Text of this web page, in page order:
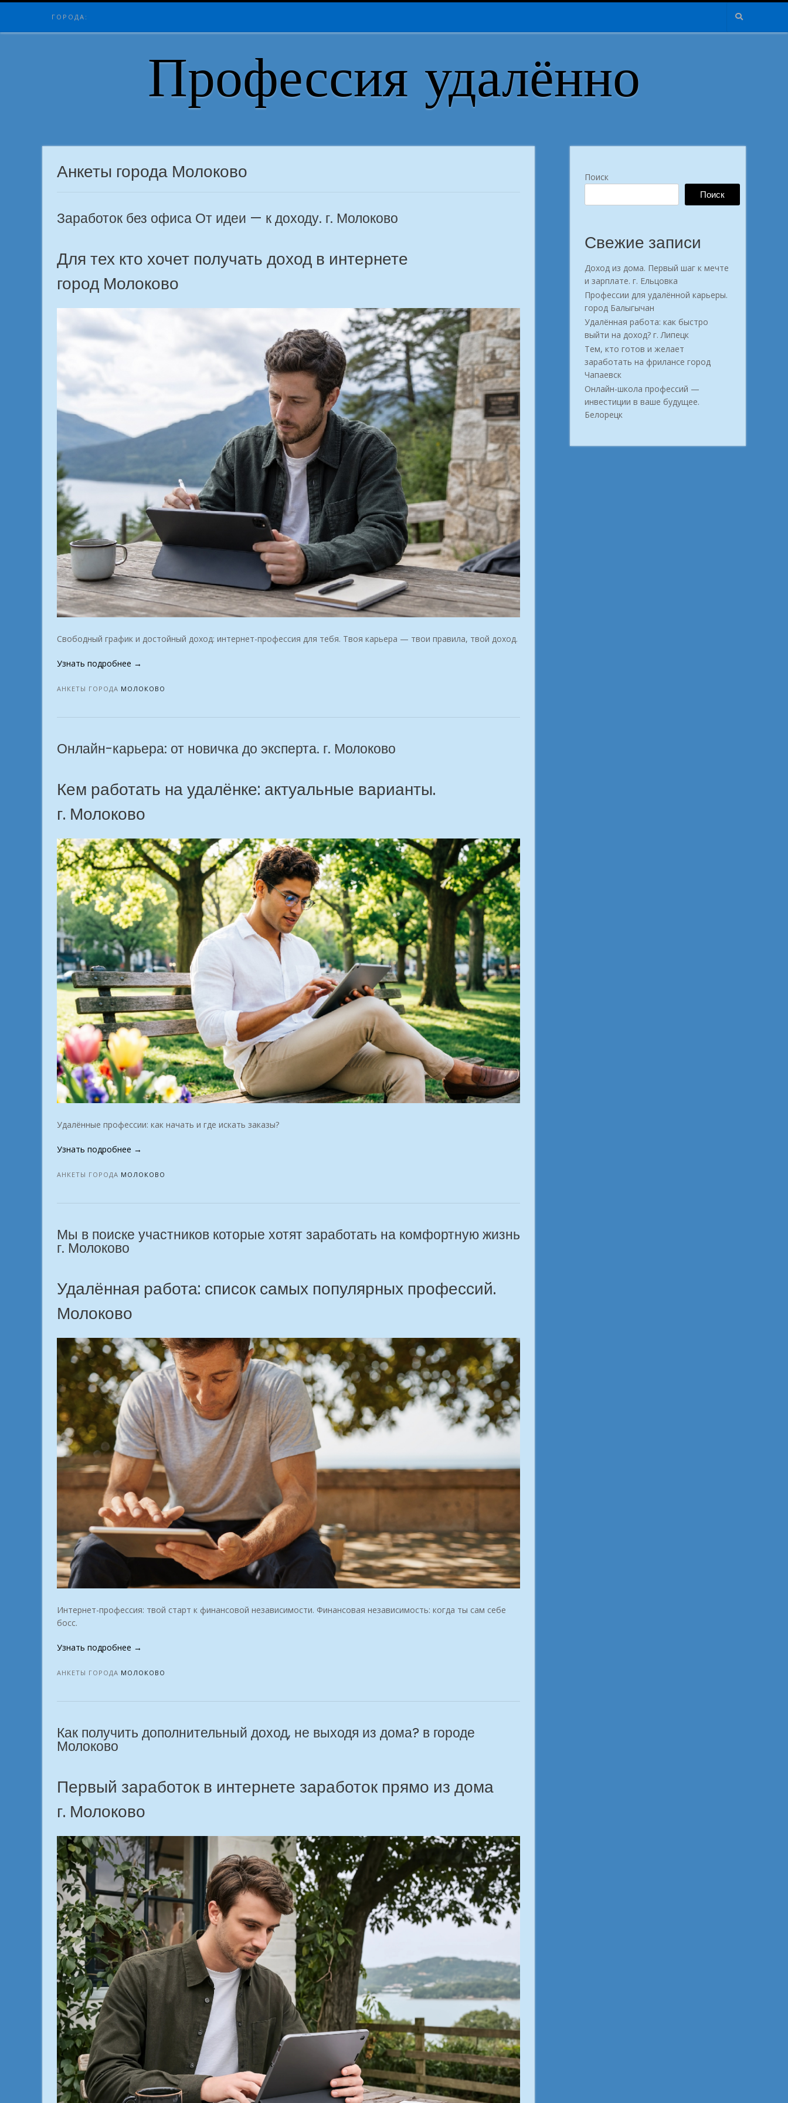
Skip
content
ГОРОДА:
Профессия удалённо
Анкеты города Молоково
Заработок без офиса От идеи — к доходу. г. Молоково
Для тех кто хочет получать доход в интернете
город Молоково
Свободный график и достойный доход: интернет-профессия для тебя. Твоя карьера — твои правила, твой доход.
Узнать подробнее «Заработок
офиса
доходу.
→
АНКЕТЫ ГОРОДА МОЛОКОВО
Онлайн-карьера: от новичка до эксперта. г. Молоково
Кем работать на удалёнке: актуальные варианты.
г. Молоково
Удалённые профессии: как начать и где искать заказы?
Узнать подробнее «Онлайн-
от
до
Молоково»
→
АНКЕТЫ ГОРОДА МОЛОКОВО
Мы в поиске участников которые хотят заработать на комфортную жизнь
г. Молоково
Удалённая работа: список самых популярных профессий.
Молоково
Интернет-профессия: твой старт к финансовой независимости. Финансовая независимость: когда ты сам себе
босс.
Узнать подробнее «Мы
поиске
которые
на
Молоково»
→
АНКЕТЫ ГОРОДА МОЛОКОВО
Как получить дополнительный доход, не выходя из дома? в городе
Молоково
Первый заработок в интернете заработок прямо из дома
г. Молоково
Поиск
Поиск
Свежие записи
Доход из дома. Первый шаг к мечте
и зарплате. г. Ельцовка
Профессии для удалённой карьеры.
город Балыгычан
Удалённая работа: как быстро
выйти на доход? г. Липецк
Тем, кто готов и желает
заработать на фрилансе город
Чапаевск
Онлайн-школа профессий —
инвестиции в ваше будущее.
Белорецк